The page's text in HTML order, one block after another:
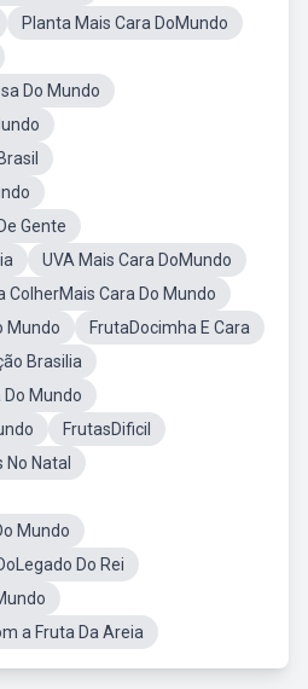
Planta Mais Cara DoMundo
Do Mundo
Gente
UVA Mais Cara DoMundo
ColherMais Cara Do Mundo
Mundo
FrutaDocimha E Cara
Brasilia
Do Mundo
FrutasDificil
Natal
Mundo
Do Rei
a Fruta Da Areia